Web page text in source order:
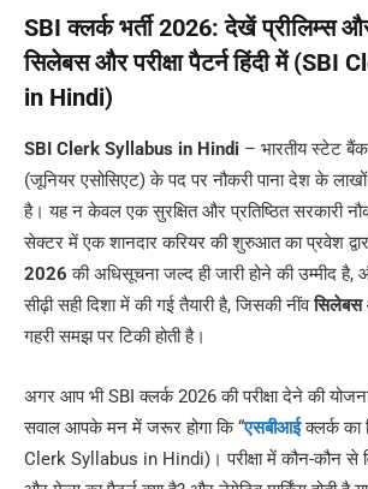
SBI क्लर्क भर्ती 2026: देखें प्रीलिम्स
सिलेबस और परीक्षा पैटर्न हिंदी में (SBI
in Hindi)
SBI Clerk Syllabus in Hindi – भारतीय स्टेट
(जूनियर एसोसिएट) के पद पर नौकरी पाना देश के लाखों
है। यह न केवल एक सुरक्षित और प्रतिष्ठित सरकारी
सेक्टर में एक शानदार करियर की शुरुआत का प्रवेश
2026 की अधिसूचना जल्द ही जारी होने की उम्मीद
सीढ़ी सही दिशा में की गई तैयारी है, जिसकी नींवसिलेबस
गहरी समझ पर टिकी होती है।
अगर आप भी SBI क्लर्क 2026 की परीक्षा देने की
सवाल आपके मन में जरूर होगा कि “एसबीआईक्लर्क का
Clerk Syllabus in Hindi)। परीक्षा में कौन-कौन से